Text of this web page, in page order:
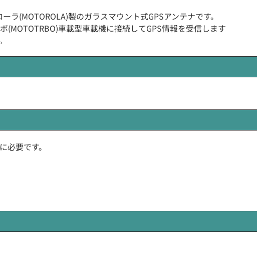
ラ(MOTOROLA)製のガラスマウント式GPSアンテナです。
(MOTOTRBO)車載型車載機に接続してGPS情報を受信します
必要です。